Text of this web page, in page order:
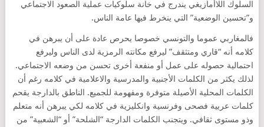
السلوك اللاأمازيغي يندرج في خانة سلوكيات عملية الصعود الاجتماعي
و”تحسين الوضعية” التي ينخرط فيها عامة الناس.
فالمغاربي عموما والتونسي خصوصا يحرص عادة على أن يبرهن في
كلامه أنه “قاري ومتثقف” ليرفع مكانته الرمزية لدى الناس وليرفع
احتمالية حصوله على عمل أو منفعة أخرى تحسن من وضعه الاجتماعي.
لذلك يكثر من الكلمات الأجنبية والمدرسية والاعلامية في كلامه رغم أن
الكلمات المحلية الأصيلة متوفرة ومفهومة للجميع. الناطق بالدارجة يقحم
كلمات عربية فصحى وفرنسية وانكليزية في كلامه لكي يبرهن أنه متعلم
وذو مستوى ثقافي. ويتجنب الكلمات الدارجة “الشلحة” أو “الشعبية” من